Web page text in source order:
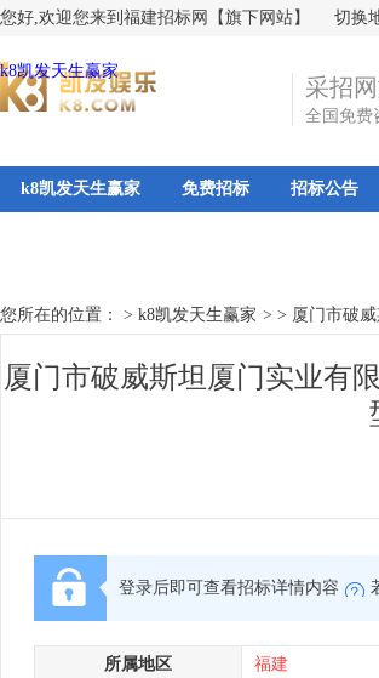
您好,欢迎您来到福建招标网【旗下网站】 切换
k8凯发天生赢家
采招
全国免费
k8凯发天生赢家 免费招标 招标公告
您所在的位置： > k8凯发天生赢家 > > 厦门市破
厦门市破威斯坦厦门实业有
登录后即可查看招标详情内容
所属地区 福建